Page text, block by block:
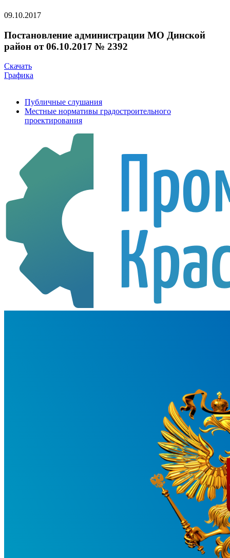
09.10.2017
Постановление администрации МО Динской
район от 06.10.2017 № 2392
Скачать
Графика
Публичные слушания
Местные нормативы градостроительного
проектирования